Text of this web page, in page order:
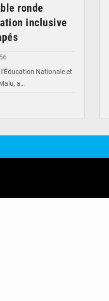
ronde
inclusive
Nationale et
a…